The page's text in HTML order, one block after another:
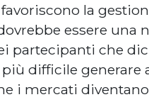
la
essere una
partecipanti che
difficile generare
i mercati